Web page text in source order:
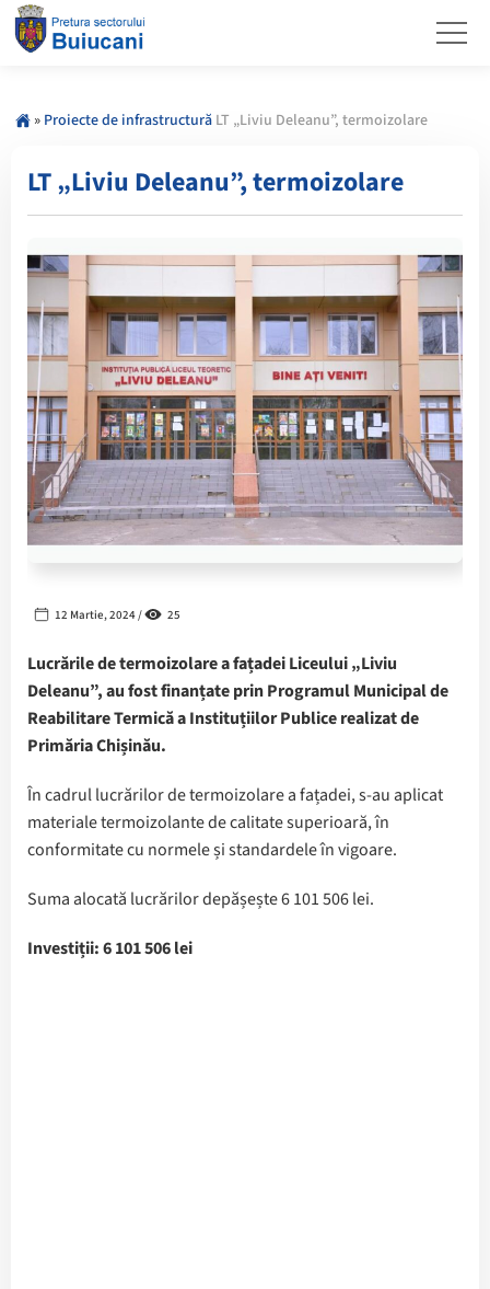
» Proiecte de infrastructură LT „Liviu Deleanu”, termoizolare
LT „Liviu Deleanu”, termoizolare
12 Martie, 2024 / 25
Lucrările de termoizolare a fațadei Liceului „Liviu
Deleanu”, au fost finanțate prin Programul Municipal de
Reabilitare Termică a Instituțiilor Publice realizat de
Primăria Chișinău.
În cadrul lucrărilor de termoizolare a fațadei, s-au aplicat
materiale termoizolante de calitate superioară, în
conformitate cu normele și standardele în vigoare.
Suma alocată lucrărilor depășește 6 101 506 lei.
Investiții: 6 101 506 lei